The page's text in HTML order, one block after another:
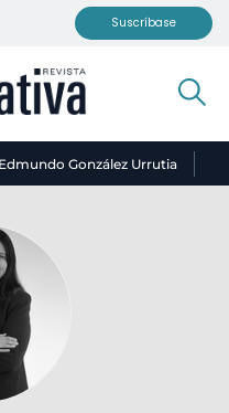
Suscríbase
Edmundo González Urrutia